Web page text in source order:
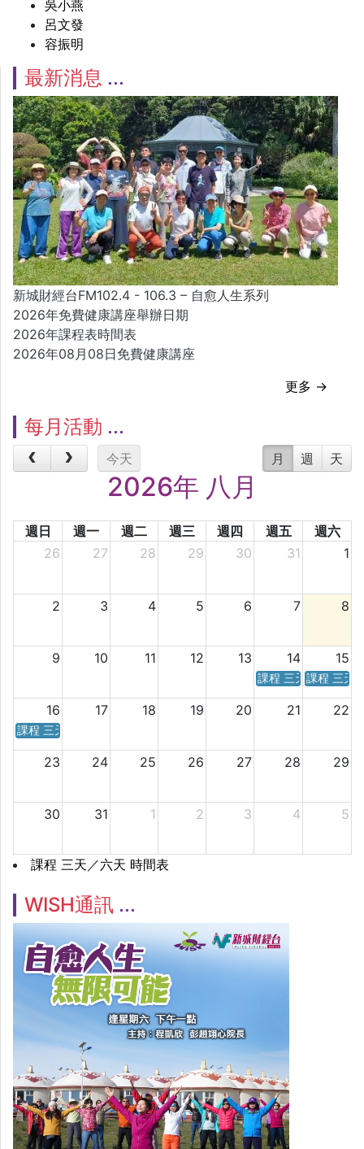
吳小燕
呂文發
容振明
最新消息
新城財經台FM102.4 - 106.3 – 自愈人生系列
2026年免費健康講座舉辦日期
2026年課程表時間表
2026年08月08日免費健康講座
更多 →
每月活動
今天 月 週 天
2026年 八月
週日 週一 週二 週三 週四 週五
週六
26
27 28 29 30 31 1
2 3 4 5 6 7 8
9 10 11 12 13 14 15
課程 三天／六天 時
課程 三天
16 17 18 19 20 21 22
課程 三天／六天 時間表
23 24 25 26 27 28 29
30 31 1 2 3 4 5
課程 三天／六天 時間表
WISH通訊